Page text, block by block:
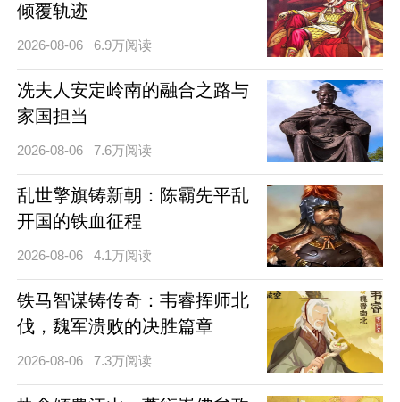
倾覆轨迹
2026-08-06 6.9万阅读
冼夫人安定岭南的融合之路与
家国担当
2026-08-06 7.6万阅读
乱世擎旗铸新朝：陈霸先平乱
开国的铁血征程
2026-08-06 4.1万阅读
铁马智谋铸传奇：韦睿挥师北
伐，魏军溃败的决胜篇章
2026-08-06 7.3万阅读